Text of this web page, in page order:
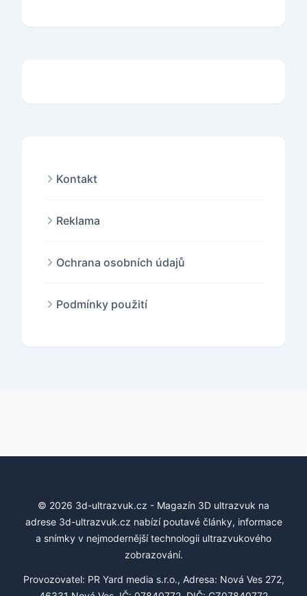
Kontakt
Reklama
Ochrana osobních údajů
Podmínky použití
© 2026 3d-ultrazvuk.cz - Magazín 3D ultrazvuk na
adrese 3d-ultrazvuk.cz nabízí poutavé články, informace
a snímky v nejmodernější technologii ultrazvukového
zobrazování.
Provozovatel: PR Yard media s.r.o., Adresa: Nová Ves 272,